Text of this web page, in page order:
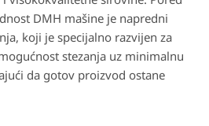
DMH mašine je napredni
koji je specijalno razvijen za
stezanja uz minimalnu
da gotov proizvod ostane